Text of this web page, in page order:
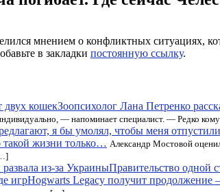
мнением о конфликтных ситуациях,
в закладки постоянную ссылку.
Зоопсихолог Лана Петренко
— напоминает специалист. — Редко
такой жизни только… Александр Мостовой
Правительство одной
Hogwarts Legacy получит продолжение